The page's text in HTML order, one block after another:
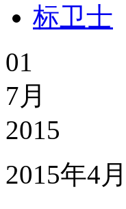
标卫士
01
7月
2015
2015年4